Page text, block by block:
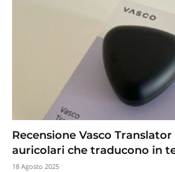
Recensione Vasco Translator
auricolari che traducono in
18 Agosto 2025